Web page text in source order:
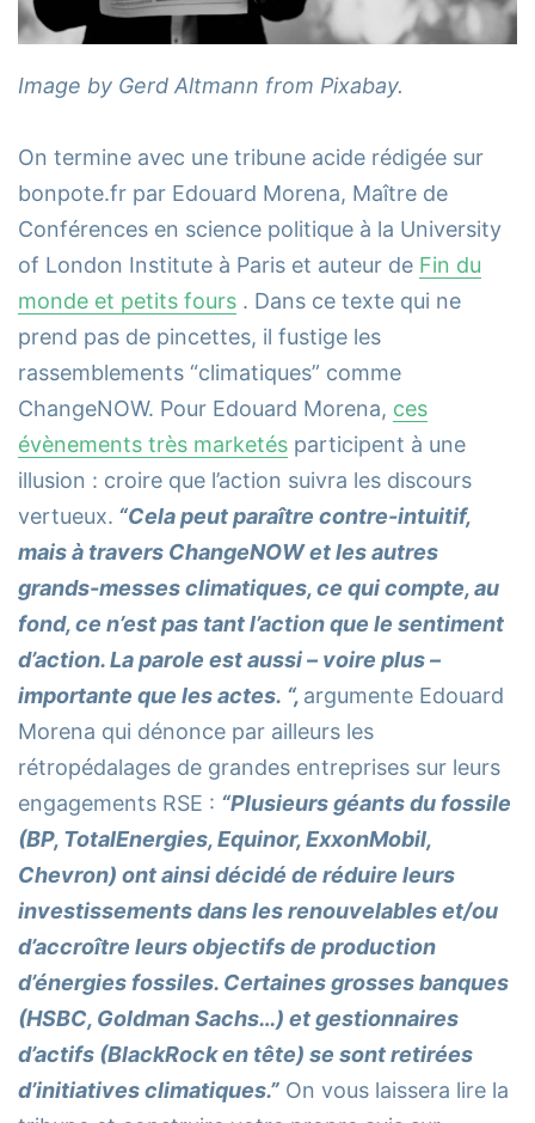
Image by Gerd Altmann from Pixabay.
On termine avec une tribune acide rédigée sur
bonpote.fr par Edouard Morena, Maître de
Conférences en science politique à la University
of London Institute à Paris et auteur de Fin du
monde et petits fours . Dans ce texte qui ne
prend pas de pincettes, il fustige les
rassemblements “climatiques” comme
ChangeNOW. Pour Edouard Morena, ces
évènements très marketés participent à une
illusion : croire que l’action suivra les discours
vertueux. “Cela peut paraître contre-intuitif,
mais à travers ChangeNOW et les autres
grands-messes climatiques, ce qui compte, au
fond, ce n’est pas tant l’action que le sentiment
d’action. La parole est aussi – voire plus –
importante que les actes. “, argumente Edouard
Morena qui dénonce par ailleurs les
rétropédalages de grandes entreprises sur leurs
engagements RSE : “Plusieurs géants du fossile
(BP, TotalEnergies, Equinor, ExxonMobil,
Chevron) ont ainsi décidé de réduire leurs
investissements dans les renouvelables et/ou
d’accroître leurs objectifs de production
d’énergies fossiles. Certaines grosses banques
(HSBC, Goldman Sachs…) et gestionnaires
d’actifs (BlackRock en tête) se sont retirées
d’initiatives climatiques.” On vous laissera lire la